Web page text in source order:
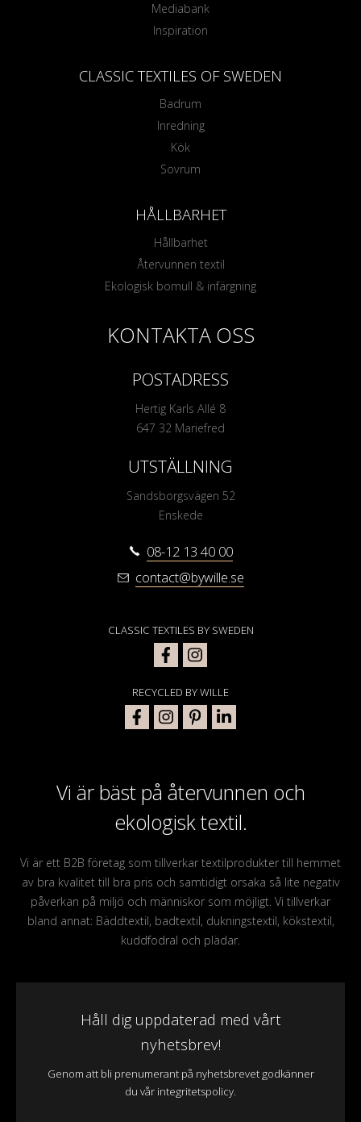
Mediabank
Inspiration
CLASSIC TEXTILES OF SWEDEN
Badrum
Inredning
Kök
Sovrum
HÅLLBARHET
Hållbarhet
Återvunnen textil
Ekologisk bomull & infärgning
Vi är bäst på återvunnen och
ekologisk textil.
Vi är ett B2B företag som tillverkar textilprodukter till hemmet
av bra kvalitet till bra pris och samtidigt orsaka så lite negativ
påverkan på miljö och människor som möjligt. Vi tillverkar
bland annat: Bäddtextil, badtextil, dukningstextil, kökstextil,
kuddfodral och plädar.
Håll dig uppdaterad med vårt
nyhetsbrev!
Genom att bli prenumerant på nyhetsbrevet godkänner
du vår integritetspolicy.
KONTAKTA OSS
POSTADRESS
Hertig Karls Allé 8
647 32 Mariefred
UTSTÄLLNING
Sandsborgsvägen 52
Enskede
08-12 13 40 00
contact@bywille.se
CLASSIC TEXTILES BY SWEDEN
RECYCLED BY WILLE